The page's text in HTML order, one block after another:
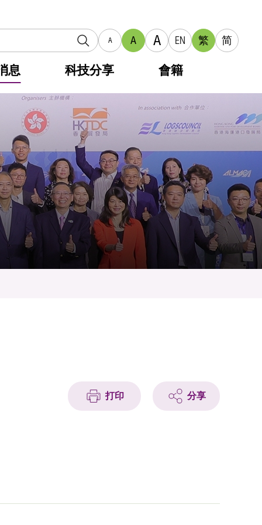
A A A EN 繁 简
息 科技分享 會籍
打印 分享